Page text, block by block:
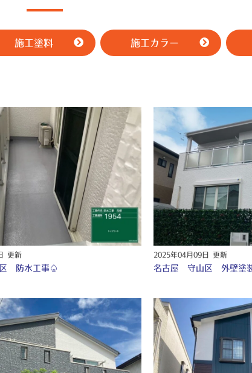
施工塗料 施工カラー
更新
防水工事♤
2025年04月09日 更新